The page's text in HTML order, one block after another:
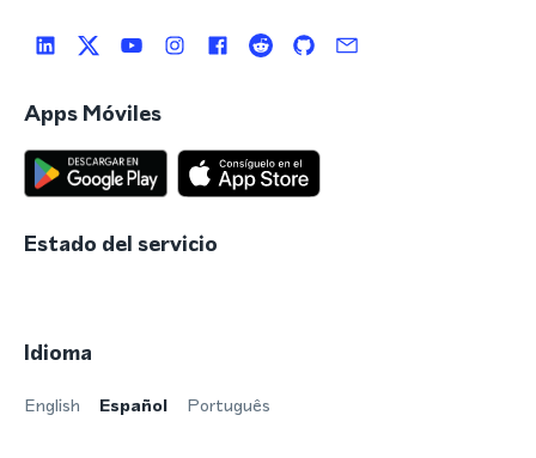
Apps Móviles
Estado del servicio
Idioma
English Español Português